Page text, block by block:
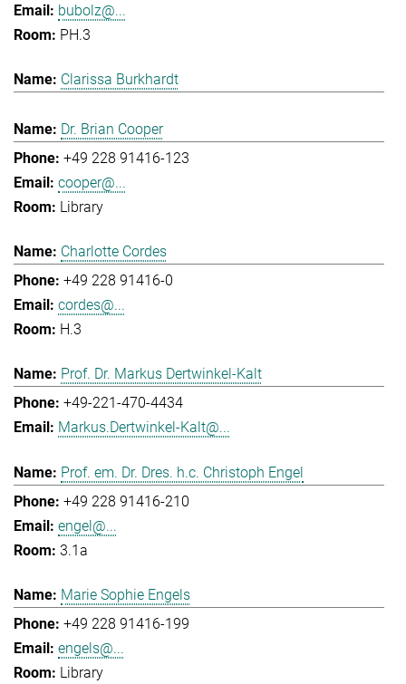
bubolz@...
PH.3
Clarissa Burkhardt
Dr. Brian Cooper
+49 228 91416-123
cooper@...
Library
Charlotte Cordes
+49 228 91416-0
cordes@...
H.3
Prof. Dr. Markus Dertwinkel-Kalt
+49-221-470-4434
Markus.Dertwinkel-Kalt@...
Prof. em. Dr. Dres. h.c. Christoph Engel
+49 228 91416-210
engel@...
3.1a
Marie Sophie Engels
+49 228 91416-199
engels@...
Library